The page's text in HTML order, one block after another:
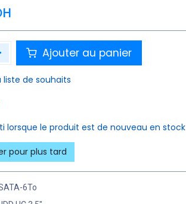
Ajouter au panier
liste de souhaits
lorsque le produit est de nouveau en stock
pour plus tard
6To